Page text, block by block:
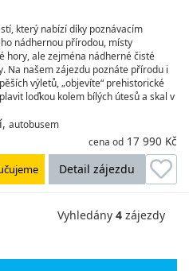
který nabízí díky poznávacím
nádhernou přírodou, místy
hory, ale zejména nádherné čisté
Na našem zájezdu poznáte přírodu i
výletů, „objevíte“ prehistorické
loďkou kolem bílých útesů a skal v
autobusem
cena od 17 990 Kč
Detail zájezdu
Vyhledány 4 zájezdy